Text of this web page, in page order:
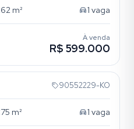
62m² 1 vaga
À venda
R$ 599.000
90552229-KO
75 m² 1 vaga